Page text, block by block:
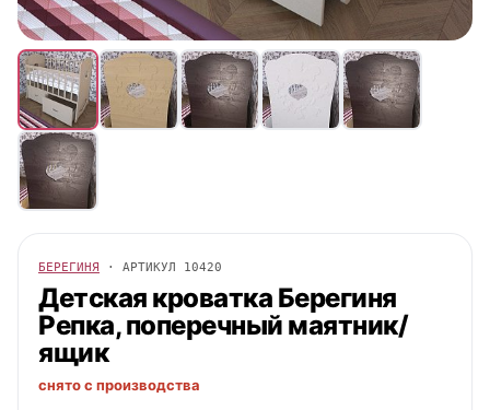
БЕРЕГИНЯ · АРТИКУЛ 10420
Детская кроватка Берегиня
Репка, поперечный маятник/
ящик
снято с производства